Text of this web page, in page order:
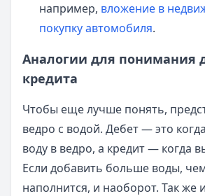
например, вложение в
покупку автомобиля.
Аналогии для понимания
кредита
Чтобы еще лучше понять,
ведро с водой. Дебет — это
воду в ведро, а кредит — когда
Если добавить больше воды,
наполнится, и наоборот. Так же